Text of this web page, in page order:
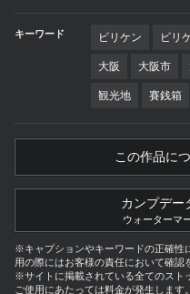
キーワード ビリケン ビリ
大阪 大阪市
観光地 賽銭箱
この作品に
カンプデー
ウォーターマ
※キャプションやキーワードの正確性
用の際にはお客様の責任において確認
※サイトに掲載されている全てのスト
ご使用にあたっては料金が発生しま